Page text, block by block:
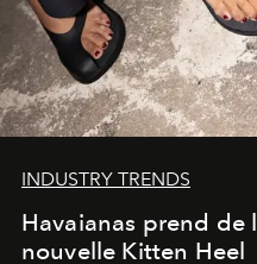
INDUSTRY TRENDS
Havaianas prend de
nouvelle Kitten Heel